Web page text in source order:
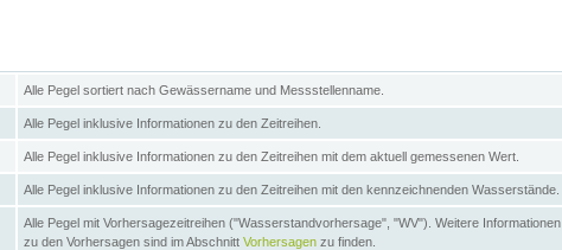
Alle Pegel sortiert nach Gewässername und Messstellenname.
Alle Pegel inklusive Informationen zu den Zeitreihen.
Alle Pegel inklusive Informationen zu den Zeitreihen mit dem aktuell gemessenen Wert.
Alle Pegel inklusive Informationen zu den Zeitreihen mit den kennzeichnenden Wasserstände.
Alle Pegel mit Vorhersagezeitreihen ("Wasserstandvorhersage", "WV"). Weitere Informationen
zu den Vorhersagen sind im Abschnitt Vorhersagen zu finden.